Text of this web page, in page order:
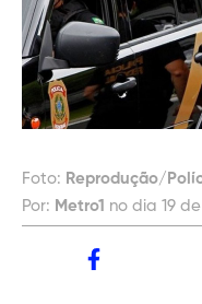
Foto: Reprodução/
Por: Metro1 no dia 19